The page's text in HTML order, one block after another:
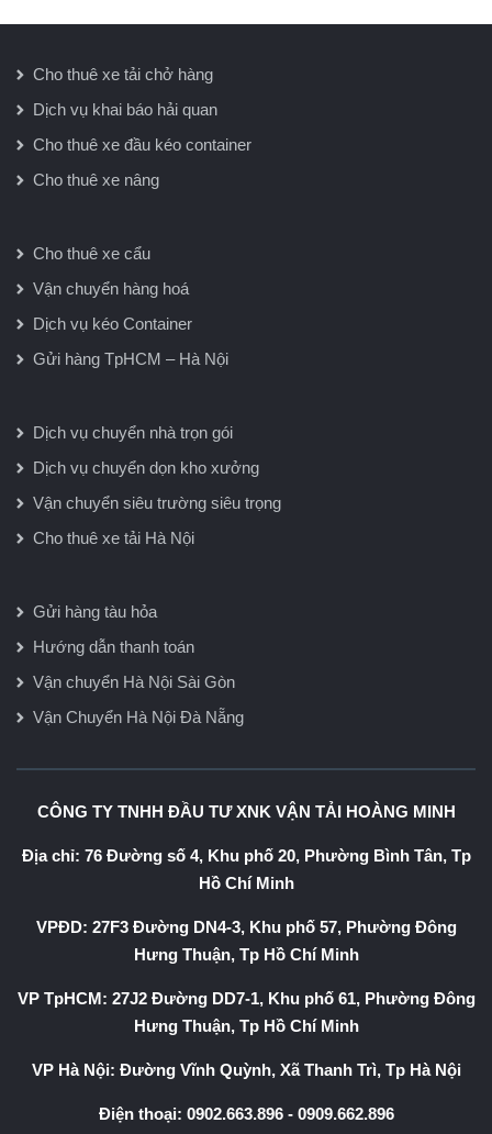
Cho thuê xe tải chở hàng
Dịch vụ khai báo hải quan
Cho thuê xe đầu kéo container
Cho thuê xe nâng
Cho thuê xe cẩu
Vận chuyển hàng hoá
Dịch vụ kéo Container
Gửi hàng TpHCM – Hà Nội
Dịch vụ chuyển nhà trọn gói
Dịch vụ chuyển dọn kho xưởng
Vận chuyển siêu trường siêu trọng
Cho thuê xe tải Hà Nội
Gửi hàng tàu hỏa
Hướng dẫn thanh toán
Vận chuyển Hà Nội Sài Gòn
Vận Chuyển Hà Nội Đà Nẵng
CÔNG TY TNHH ĐẦU TƯ XNK VẬN TẢI HOÀNG MINH
Địa chỉ: 76 Đường số 4, Khu phố 20, Phường Bình Tân, Tp
Hồ Chí Minh
VPĐD: 27F3 Đường DN4-3, Khu phố 57, Phường Đông
Hưng Thuận, Tp Hồ Chí Minh
VP TpHCM: 27J2 Đường DD7-1, Khu phố 61, Phường Đông
Hưng Thuận, Tp Hồ Chí Minh
VP Hà Nội: Đường Vĩnh Quỳnh, Xã Thanh Trì, Tp Hà Nội
Điện thoại: 0902.663.896- 0909.662.896